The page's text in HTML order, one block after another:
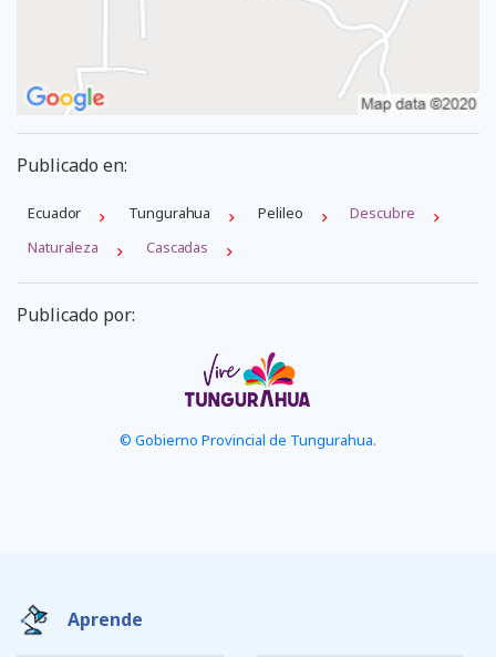
Publicado en:
Ecuador Tungurahua Pelileo
Descubre
Naturaleza
Cascadas
Publicado por:
© Gobierno Provincial de Tungurahua.
Aprende